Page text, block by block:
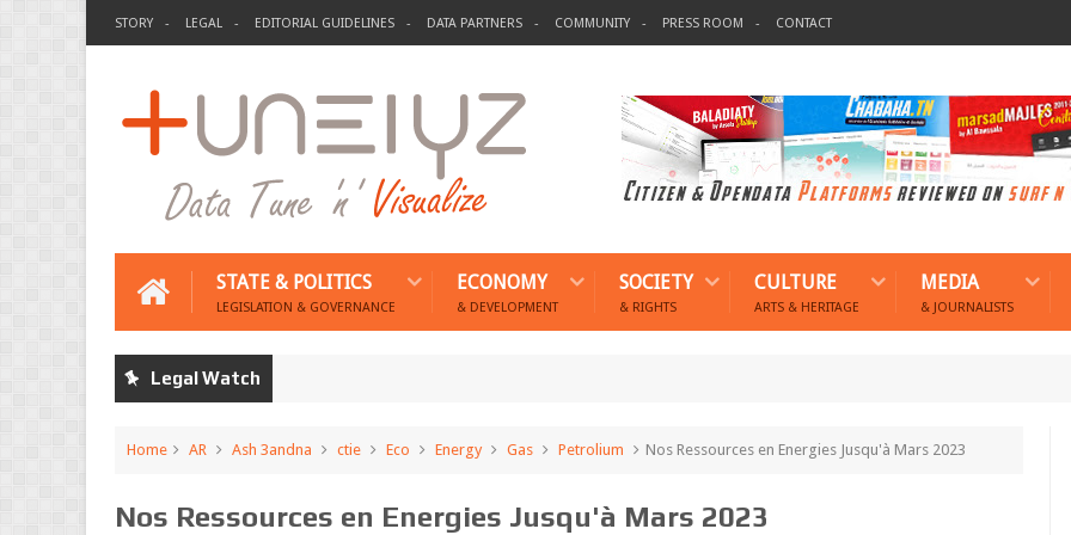
STORY LEGAL EDITORIAL GUIDELINES DATA PARTNERS COMMUNITY PRESS ROOM CONTACT
STATE & POLITICS
LEGISLATION & GOVERNANCE
ECONOMY
& DEVELOPMENT
SOCIETY
& RIGHTS
CULTURE
ARTS & HERITAGE
MEDIA
& JOURNALISTS
Legal Watch
Home AR Ash 3andna ctie Eco Energy Gas Petrolium Nos Ressources en Energies Jusqu'à Mars 2023
Nos Ressources en Energies Jusqu'à Mars 2023